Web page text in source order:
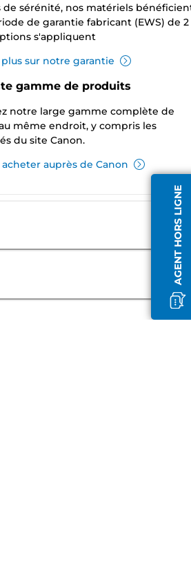
AGENT HORS LIGNE
de sérénité, nos matériels
de garantie fabricant (EWS) de 2
s'appliquent
plus sur notre garantie
gamme de produits
notre large gamme complète de
même endroit, y compris les
du site Canon.
auprès de Canon